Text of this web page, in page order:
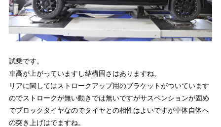
試乗です。
車高が上がっていますし結構固さはありますね。
リアに関してはストロークアップ用のブラケットがついています
のでストロークが無い動きでは無いですがサスペンションが固め
でブロックタイヤなのでタイヤとの相性はよいですが車体自体へ
の突き上げはでますね。